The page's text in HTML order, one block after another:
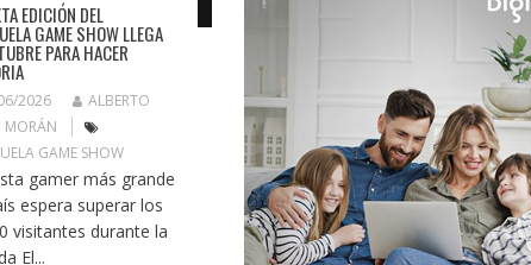
EDICIÓN DEL
GAME SHOW LLEGA
PARA HACER
2026
ALBERTO
MORÁN
GAME SHOW
gamer más grande
espera superar los
visitantes durante la
El...